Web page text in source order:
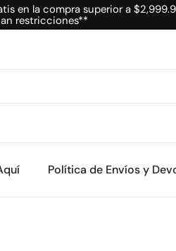
en la compra superior a
restricciones**
Política de Envíos y